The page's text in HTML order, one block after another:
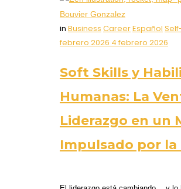
in Business CareerEspañol
febrero 2026 4 febrero 2026
Soft Skills y
Humanas: La
Liderazgo en un
Impulsado por la